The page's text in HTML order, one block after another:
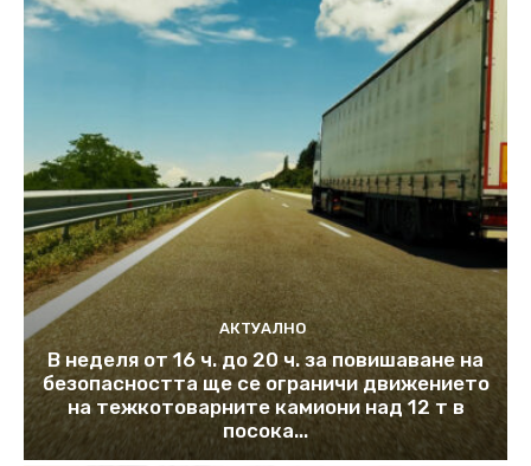
АКТУАЛНО
В неделя от 16 ч. до 20 ч. за повишаване на
безопасността ще се ограничи движението
на тежкотоварните камиони над 12 т в
посока...